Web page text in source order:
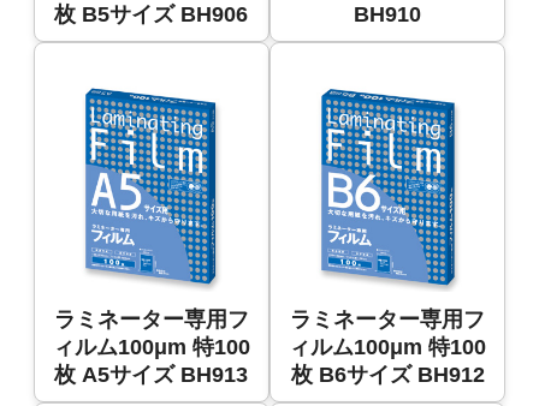
枚 B5サイズ BH906
BH910
ラミネーター専用フ
ィルム100μm 特100
枚 A5サイズ BH913
ラミネーター専用フ
ィルム100μm 特100
枚 B6サイズ BH912